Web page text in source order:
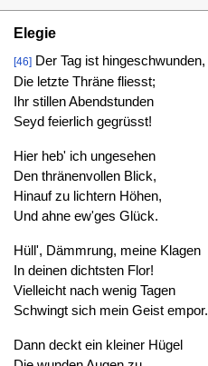
Elegie
[46]Der Tag ist hingeschwunden,
Die letzte Thräne fliesst;
Ihr stillen Abendstunden
Seyd feierlich gegrüsst!
Hier heb' ich ungesehen
Den thränenvollen Blick,
Hinauf zu lichtern Höhen,
Und ahne ew'ges Glück.
Hüll', Dämmrung, meine Klagen
In deinen dichtsten Flor!
Vielleicht nach wenig Tagen
Schwingt sich mein Geist empor.
Dann deckt ein kleiner Hügel